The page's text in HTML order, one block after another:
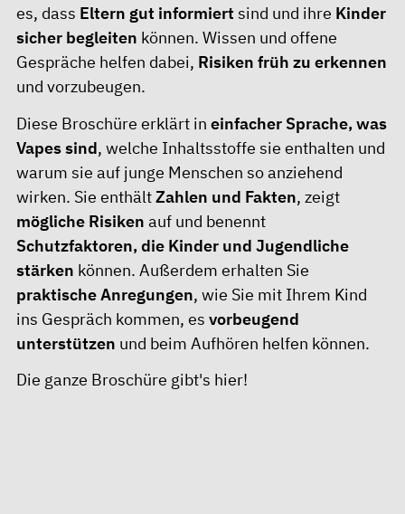
es, dass Eltern gut informiert sind und ihre Kinder
sicher begleiten können. Wissen und offene
Gespräche helfen dabei, Risiken früh zu erkennen
und vorzubeugen.
Diese Broschüre erklärt in einfacher Sprache, was
Vapes sind, welche Inhaltsstoffe sie enthalten und
warum sie auf junge Menschen so anziehend
wirken. Sie enthältZahlen und Fakten, zeigt
mögliche Risiken auf und benennt
Schutzfaktoren, die Kinder und Jugendliche
stärken können. Außerdem erhalten Sie
praktische Anregungen, wie Sie mit Ihrem Kind
ins Gespräch kommen, es vorbeugend
unterstützen und beim Aufhören helfen können.
Die ganze Broschüre gibt's hier!